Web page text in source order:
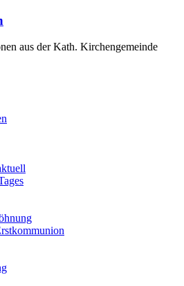
aus der Kath. Kirchengemeinde